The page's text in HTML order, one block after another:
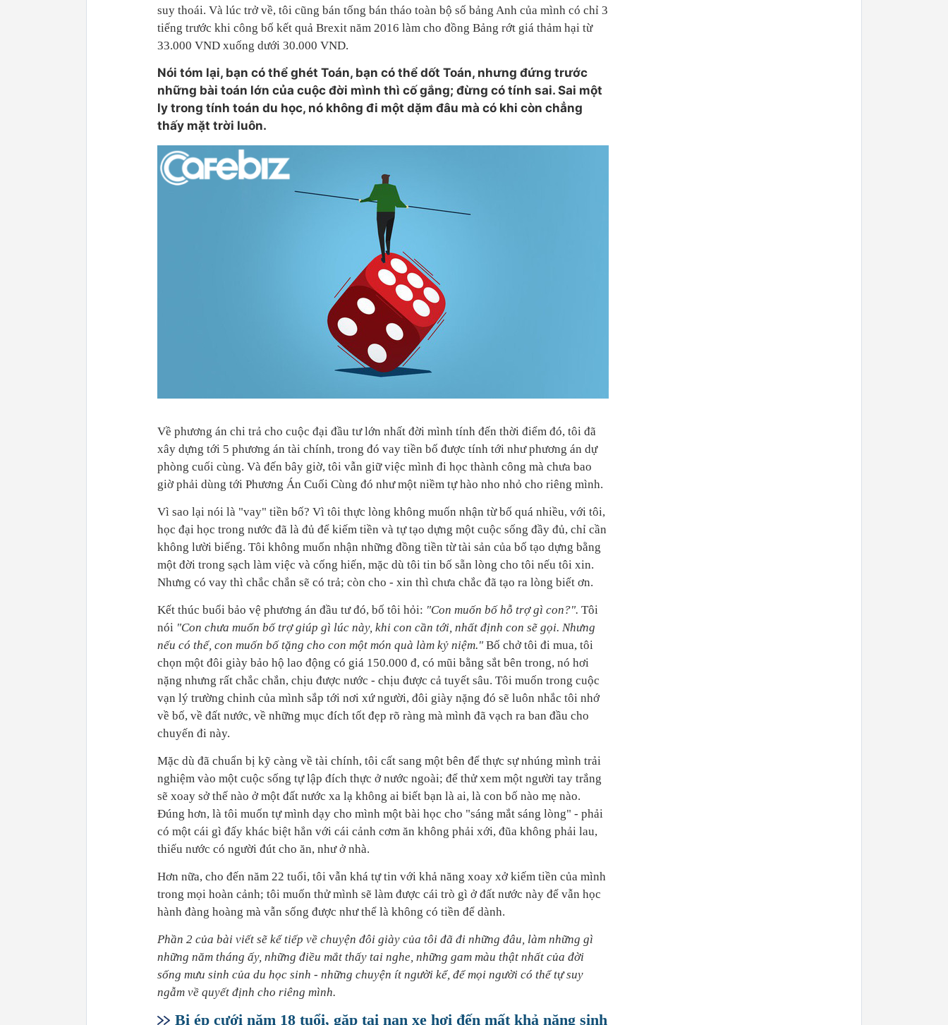
suy thoái. Và lúc trở về, tôi cũng bán tống bán tháo toàn bộ số bảng Anh của mình có chỉ 3
tiếng trước khi công bố kết quả Brexit năm 2016 làm cho đồng Bảng rớt giá thảm hại từ
33.000 VND xuống dưới 30.000 VND.
Nói tóm lại, bạn có thể ghét Toán, bạn có thể dốt Toán, nhưng đứng trước
những bài toán lớn của cuộc đời mình thì cố gắng; đừng có tính sai. Sai một
ly trong tính toán du học, nó không đi một dặm đâu mà có khi còn chẳng
thấy mặt trời luôn.
Về phương án chi trả cho cuộc đại đầu tư lớn nhất đời mình tính đến thời điểm đó, tôi đã
xây dựng tới 5 phương án tài chính, trong đó vay tiền bố được tính tới như phương án dự
phòng cuối cùng. Và đến bây giờ, tôi vẫn giữ việc mình đi học thành công mà chưa bao
giờ phải dùng tới Phương Án Cuối Cùng đó như một niềm tự hào nho nhỏ cho riêng mình.
Vì sao lại nói là "vay" tiền bố? Vì tôi thực lòng không muốn nhận từ bố quá nhiều, với tôi,
học đại học trong nước đã là đủ để kiếm tiền và tự tạo dựng một cuộc sống đầy đủ, chỉ cần
không lười biếng. Tôi không muốn nhận những đồng tiền từ tài sản của bố tạo dựng bằng
một đời trong sạch làm việc và cống hiến, mặc dù tôi tin bố sẵn lòng cho tôi nếu tôi xin.
Nhưng có vay thì chắc chắn sẽ có trả; còn cho - xin thì chưa chắc đã tạo ra lòng biết ơn.
Kết thúc buổi bảo vệ phương án đầu tư đó, bố tôi hỏi: "Con muốn bố hỗ trợ gì con?". Tôi
nói "Con chưa muốn bố trợ giúp gì lúc này, khi con cần tới, nhất định con sẽ gọi. Nhưng
nếu có thể, con muốn bố tặng cho con một món quà làm kỷ niệm." Bố chở tôi đi mua, tôi
chọn một đôi giày bảo hộ lao động có giá 150.000 đ, có mũi bằng sắt bên trong, nó hơi
nặng nhưng rất chắc chắn, chịu được nước - chịu được cả tuyết sâu. Tôi muốn trong cuộc
vạn lý trường chinh của mình sắp tới nơi xứ người, đôi giày nặng đó sẽ luôn nhắc tôi nhớ
về bố, về đất nước, về những mục đích tốt đẹp rõ ràng mà mình đã vạch ra ban đầu cho
chuyến đi này.
Mặc dù đã chuẩn bị kỹ càng về tài chính, tôi cất sang một bên để thực sự nhúng mình trải
nghiệm vào một cuộc sống tự lập đích thực ở nước ngoài; để thử xem một người tay trắng
sẽ xoay sở thế nào ở một đất nước xa lạ không ai biết bạn là ai, là con bố nào mẹ nào.
Đúng hơn, là tôi muốn tự mình dạy cho mình một bài học cho "sáng mắt sáng lòng" - phải
có một cái gì đấy khác biệt hẳn với cái cảnh cơm ăn không phải xới, đũa không phải lau,
thiếu nước có người đút cho ăn, như ở nhà.
Hơn nữa, cho đến năm 22 tuổi, tôi vẫn khá tự tin với khả năng xoay xở kiếm tiền của mình
trong mọi hoàn cảnh; tôi muốn thử mình sẽ làm được cái trò gì ở đất nước này để vẫn học
hành đàng hoàng mà vẫn sống được như thể là không có tiền để dành.
Phần 2 của bài viết sẽ kể tiếp về chuyện đôi giày của tôi đã đi những đâu, làm những gì
những năm tháng ấy, những điều mắt thấy tai nghe, những gam màu thật nhất của đời
sống mưu sinh của du học sinh - những chuyện ít người kể, để mọi người có thể tự suy
ngẫm về quyết định cho riêng mình.
Bị ép cưới năm 18 tuổi, gặp tai nạn xe hơi đến mất khả năng sinh